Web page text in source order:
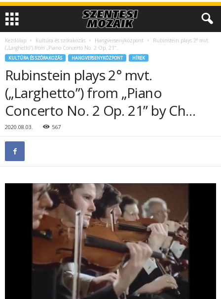
Kezdőlap Kultúra és szórakozás Hangversenyközpont
Rubinstein plays 2° mvt.
(„Larghetto”) from „Piano Concerto No. 2 Op. 21”...
KULTÚRA ÉS SZÓRAKOZÁS HANGVERSENYKÖZPONT HÍREK
Rubinstein plays 2° mvt.
(„Larghetto”) from „Piano
Concerto No. 2 Op. 21” by Ch…
2020.08.03. 567